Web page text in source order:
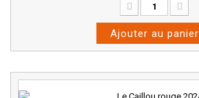
Ajouter au panier